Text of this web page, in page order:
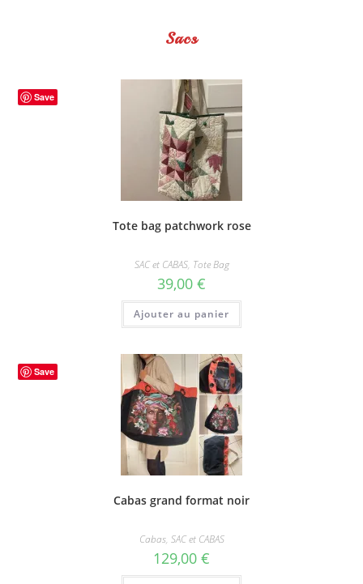
Sacs
Save
Tote bag patchwork rose
SAC et CABAS, Tote Bag
39,00 €
Ajouter au panier
Save
Cabas grand format noir
Cabas, SAC et CABAS
129,00 €